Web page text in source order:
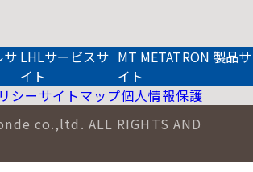
サ LHLサービスサ
イト
MT METATRON 製品サ
イト
シーサイトマップ個人情報保護
co.,ltd. ALL RIGHTS AND